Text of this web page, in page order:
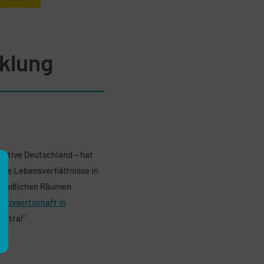
Deutschland – hat
Lebensverhältnisse in
Räumen
in